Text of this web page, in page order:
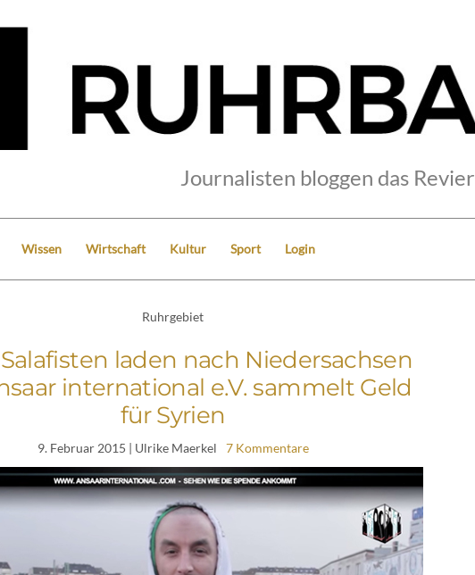
Journalisten bloggen das Revier
Wissen Wirtschaft Kultur Sport Login
Ruhrgebiet
laden nach Niedersachsen
international e.V. sammelt Geld
für Syrien
9. Februar 2015 | Ulrike Maerkel 7 Kommentare